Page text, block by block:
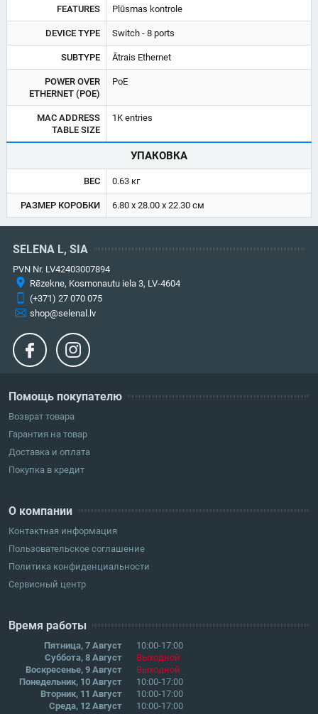
FEATURES Plūsmas kontrole
DEVICE TYPE Switch - 8 ports
SUBTYPE Ātrais Ethernet
POWER OVER
ETHERNET (POE)
PoE
MAC ADDRESS
TABLE SIZE
1K entries
УПАКОВКА
ВЕС 0.63 кг
РАЗМЕР КОРОБКИ 6.80 x 28.00 x 22.30 см
Помощь покупателю
Возврат товара
Гарантия на товар
Доставка и оплата
Покупка в кредит
О компании
Контактная информация
Пользовательское соглашение
Политика конфиденциальности
Сервисный центр
Время работы
Пятница, 7 Август
10:00-17:00
Суббота, 8 Август
Выходной
Воскресенье, 9 Август
Выходной
Понедельник, 10 Август
10:00-17:00
Вторник, 11 Август
10:00-17:00
Среда, 12 Август
10:00-17:00
SELENA L, SIA
PVN Nr. LV42403007894
Rēzekne, Kosmonautu iela 3, LV-4604
(+371) 27 070 075
shop@selenal.lv